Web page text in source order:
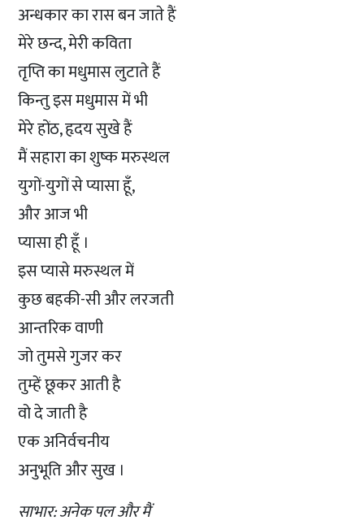
अन्धकार का रास बन जाते हैं
मेरे छन्द, मेरी कविता
तृप्ति का मधुमास लुटाते हैं
किन्तु इस मधुमास में भी
मेरे होंठ, हृदय सुखे हैं
मैं सहारा का शुष्क मरुस्थल
युगों-युगों से प्यासा हूँ,
और आज भी
प्यासा ही हूँ ।
इस प्यासे मरुस्थल में
कुछ बहकी-सी और लरजती
आन्तरिक वाणी
जो तुमसे गुजर कर
तुम्हें छूकर आती है
वो दे जाती है
एक अनिर्वचनीय
अनुभूति और सुख ।
साभार: अनेक पल और मैं